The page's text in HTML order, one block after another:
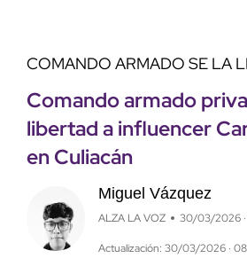
COMANDO ARMADO SE LA
Comando armado
libertad a influencer
en Culiacán
Miguel Vázquez
ALZA LA VOZ 30/03/2026
Actualización: 30/03/2026 ·